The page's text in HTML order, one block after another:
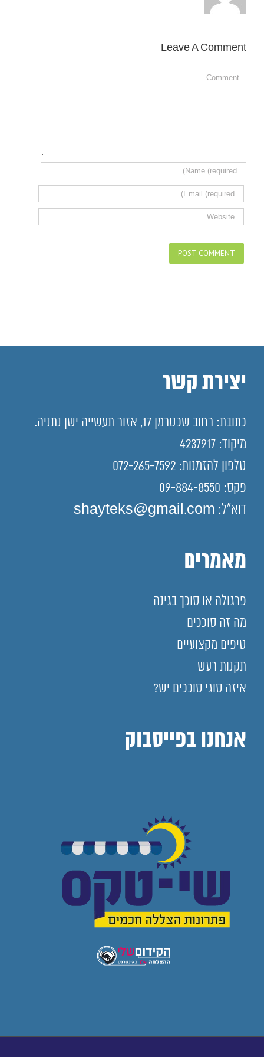
Leave A Comment
Comment
יצירת קשר
כתובת: רחוב שכטרמן 17, אזור תעשייה ישן נתניה.
מיקוד: 4237917
טלפון להזמנות: 072-265-7592
פקס: 09-884-8550
דוא"ל: shayteks@gmail.com
מאמרים
פרגולה או סוכך בגינה
מה זה סוככים
טיפים מקצועיים
תקנות רעש
איזה סוגי סוככים יש?
אנחנו בפייסבוק